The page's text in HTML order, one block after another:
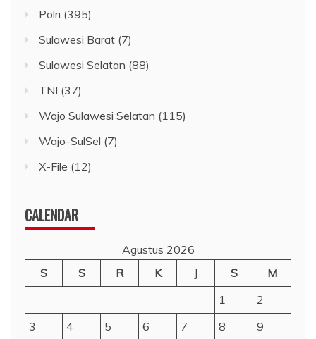
Polri (395)
Sulawesi Barat (7)
Sulawesi Selatan (88)
TNI (37)
Wajo Sulawesi Selatan (115)
Wajo-SulSel (7)
X-File (12)
CALENDAR
Agustus 2026
S
S R K J S
M
1
2
3
4 5 6 7 8
9